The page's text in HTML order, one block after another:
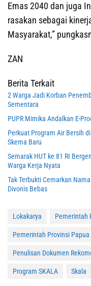
Emas 2040 dan juga
rasakan sebagai
Masyarakat,”
ZAN
Berita Terkait
2 Warga Jadi Korban
Sementara
PUPR Mimika Andalkan E-
Perkuat Program Air Bersih
Skema Baru
Semarak HUT ke 81 RI
Warga Kerja Nyata
Tak Terbukti Cemarkan
Divonis Bebas
Lokakarya Pemerintah
Pemerintah Provinsi Papua
Penulisan Dokumen
Program SKALA Skala